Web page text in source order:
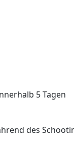
5Tagen
des